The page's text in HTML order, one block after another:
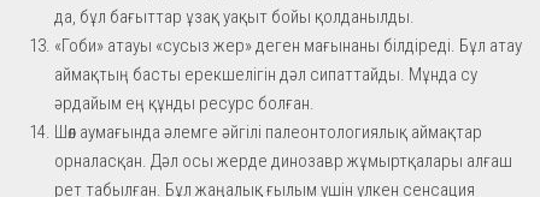
да, бұл бағыттар ұзақ уақыт бойы қолданылды.
«Гоби» атауы «сусыз жер» деген мағынаны білдіреді. Бұл атау
аймақтың басты ерекшелігін дәл сипаттайды. Мұнда су
әрдайым ең құнды ресурс болған.
Шөл аумағында әлемге әйгілі палеонтологиялық аймақтар
орналасқан. Дәл осы жерде динозавр жұмыртқалары алғаш
рет табылған. Бұл жаңалық ғылым үшін үлкен сенсация